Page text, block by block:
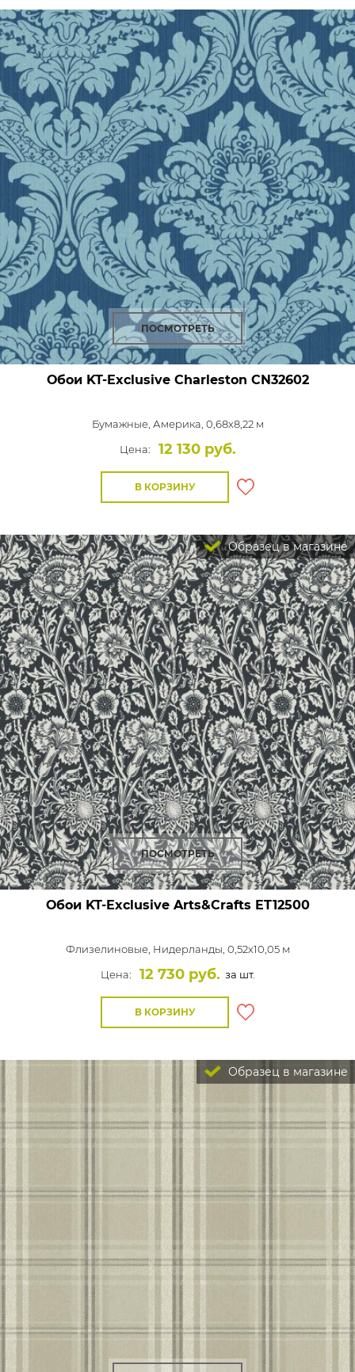
ПОСМОТРЕТЬ
Обои KT-Exclusive Charleston CN32602
Бумажные, Америка, 0,68x8,22 м
Цена:
12 130 руб.
В КОРЗИНУ
Образец в магазине
ПОСМОТРЕТЬ
Обои KT-Exclusive Arts&Crafts ET12500
Флизелиновые, Нидерланды, 0,52x10,05 м
Цена:
12 730 руб. за шт.
В КОРЗИНУ
Образец в магазине